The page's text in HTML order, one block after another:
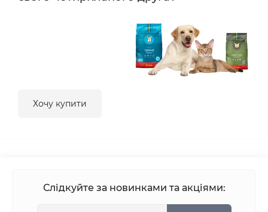
Хочу купити
Слідкуйте за новинками та акціями: